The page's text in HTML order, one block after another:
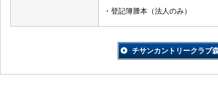
・登記簿謄本（法人のみ）
チサンカントリークラブ